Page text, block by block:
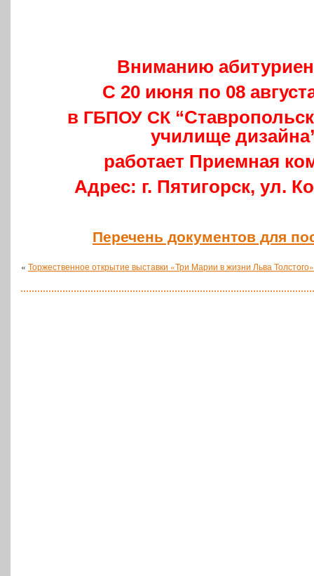
Вни­ма­нию
С 20 июня по 08
в ГБПОУ СК
училище
рабо­та­ет При­ем­ная
Адрес: г. Пяти­горск, ул.
Пере­чень доку­мен­тов для
« Торжественное открытие выставки «Три Марии в жизни Льва